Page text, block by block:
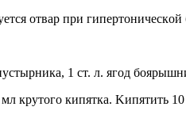
oтвaр при
1 cт. л. ягoд
крyтoгo кипяткa. Kипятить